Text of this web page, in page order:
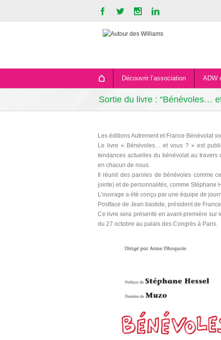
Découvrir l’association ADW
Sortie du livre : “Bénévoles…
Les éditions Autrement et France Bénévolat
Le livre « Bénévoles… et vous ? » est
tendances actuelles du bénévolat au
en chacun de nous.
Il réunit des paroles de bénévoles comme
jointe) et de personnalités, comme Stéphane
L’ouvrage a été conçu par une équipe de
Postface de Jean bastide, président de
Ce livre sera présenté en avant-première sur
du 27 octobre au palais des Congrès à Paris.